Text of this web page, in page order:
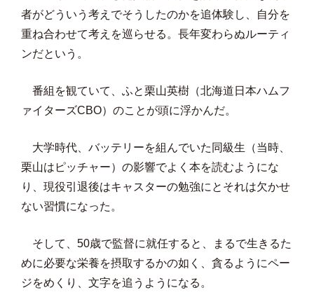
者がどういう考えでそうしたのかを追体験し、自分を
重ね合わせて考えを巡らせる。長年変わらぬルーティ
ンだという。
番組を観ていて、ふと栗山英樹（北海道日本ハムフ
ァイターズCBO）のことが頭に浮かんだ。
大学時代、バッテリーを組んでいた同級生（当時、
栗山はピッチャー）の影響でよく本を読むようにな
り、現役引退後はキャスターの勉強にとそれは欠かせ
ない習慣になった。
そして、50歳で監督に就任すると、まるで生きるた
めに必要な栄養を摂取するかの如く、貪るようにペー
ジをめくり、文字を追うようになる。